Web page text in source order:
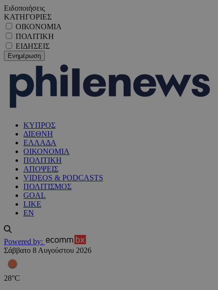
Ειδοποιήσεις
ΚΑΤΗΓΟΡΙΕΣ
ΟΙΚΟΝΟΜΙΑ
ΠΟΛΙΤΙΚΗ
ΕΙΔΗΣΕΙΣ
ΚΥΠΡΟΣ
ΔΙΕΘΝΗ
ΕΛΛΑΔΑ
ΟΙΚΟΝΟΜΙΑ
ΠΟΛΙΤΙΚΗ
ΑΠΟΨΕΙΣ
VIDEOS & PODCASTS
ΠΟΛΙΤΙΣΜΟΣ
GOAL
LIKE
EN
Powered by:
Σάββατο 8 Αυγούστου 2026
28°C